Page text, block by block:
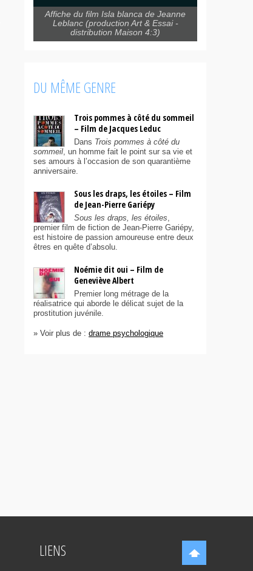
Affiche du film Isla blanca de Jeanne
Leblanc (production Art & Essai -
distribution Maison 4:3)
DU MÊME GENRE
Trois pommes à côté du sommeil
– Film de Jacques Leduc
Dans Trois pommes à côté du
sommeil , un homme fait le point sur sa vie et
ses amours à l’occasion de son quarantième
anniversaire.
Sous les draps, les étoiles – Film
de Jean-Pierre Gariépy
Sous les draps, les étoiles
premier film de fiction de Jean-Pierre Gariépy,
est histoire de passion amoureuse entre deux
êtres en quête d’absolu.
Noémie dit oui – Film de
Geneviève Albert
Premier long métrage de la
réalisatrice qui aborde le délicat sujet de la
prostitution juvénile.
» Voir plus de : drame psychologique
LIENS